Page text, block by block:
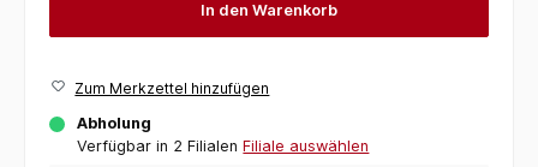
In den Warenkorb
Zum Merkzettel hinzufügen
Abholung
Verfügbar in 2 Filialen Filiale auswählen